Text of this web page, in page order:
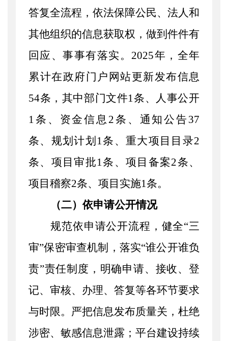
答复全流程，依法保障公民、法人和
其他组织的信息获取权，做到件件有
回应、事事有落实。 2025年，全年
累计在政府门户网站更新发布信息
54条，其中部门文件1条、人事公开
1条、资金信息2条、通知公告37
条、规划计划1条、重大项目目录2
条、项目审批1条、项目备案2条、
项目稽察2条、项目实施1条。
（二）依申请公开情况
规范依申请公开流程， 健全“三
审”保密审查机制，落实“谁公开谁负
责”责任制度 ， 明确申请、接收、登
记、审核、办理、答复等各环节要求
与时限。 严把信息发布质量关，杜绝
涉密、敏感信息泄露；平台建设持续